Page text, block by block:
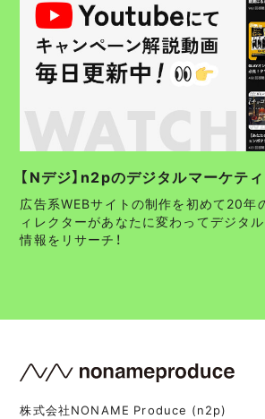
【Nデジ】n2pのデジタルマーケテ
広告系WEBサイトの制作を初めて20年
ィレクターがあなたに変わってデジタ
情報をリサーチ！
株式会社NONAME Produce (n2p)